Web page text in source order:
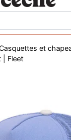
et
| Fleet